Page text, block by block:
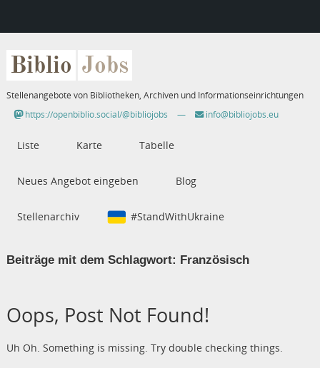
Biblio Jobs
Stellenangebote von Bibliotheken, Archiven und Informationseinrichtungen
https://openbiblio.social/@bibliojobs
— info@bibliojobs.eu
Liste Karte Tabelle
Neues Angebot eingeben Blog
Stellenarchiv #StandWithUkraine
Beiträge mit dem Schlagwort: Französisch
Oops, Post Not Found!
Uh Oh. Something is missing. Try double checking things.